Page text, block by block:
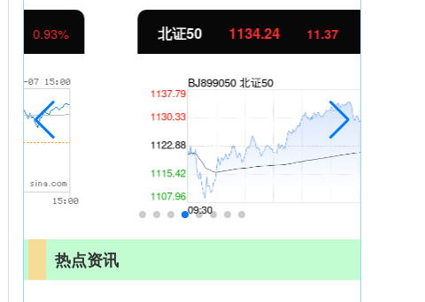
1134.24 11.37 1.01%
热点资讯